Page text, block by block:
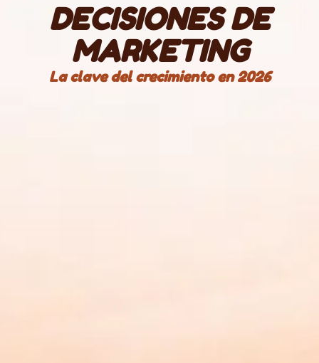
DECISIONES DE
MARKETING
La clave del crecimiento en 2026